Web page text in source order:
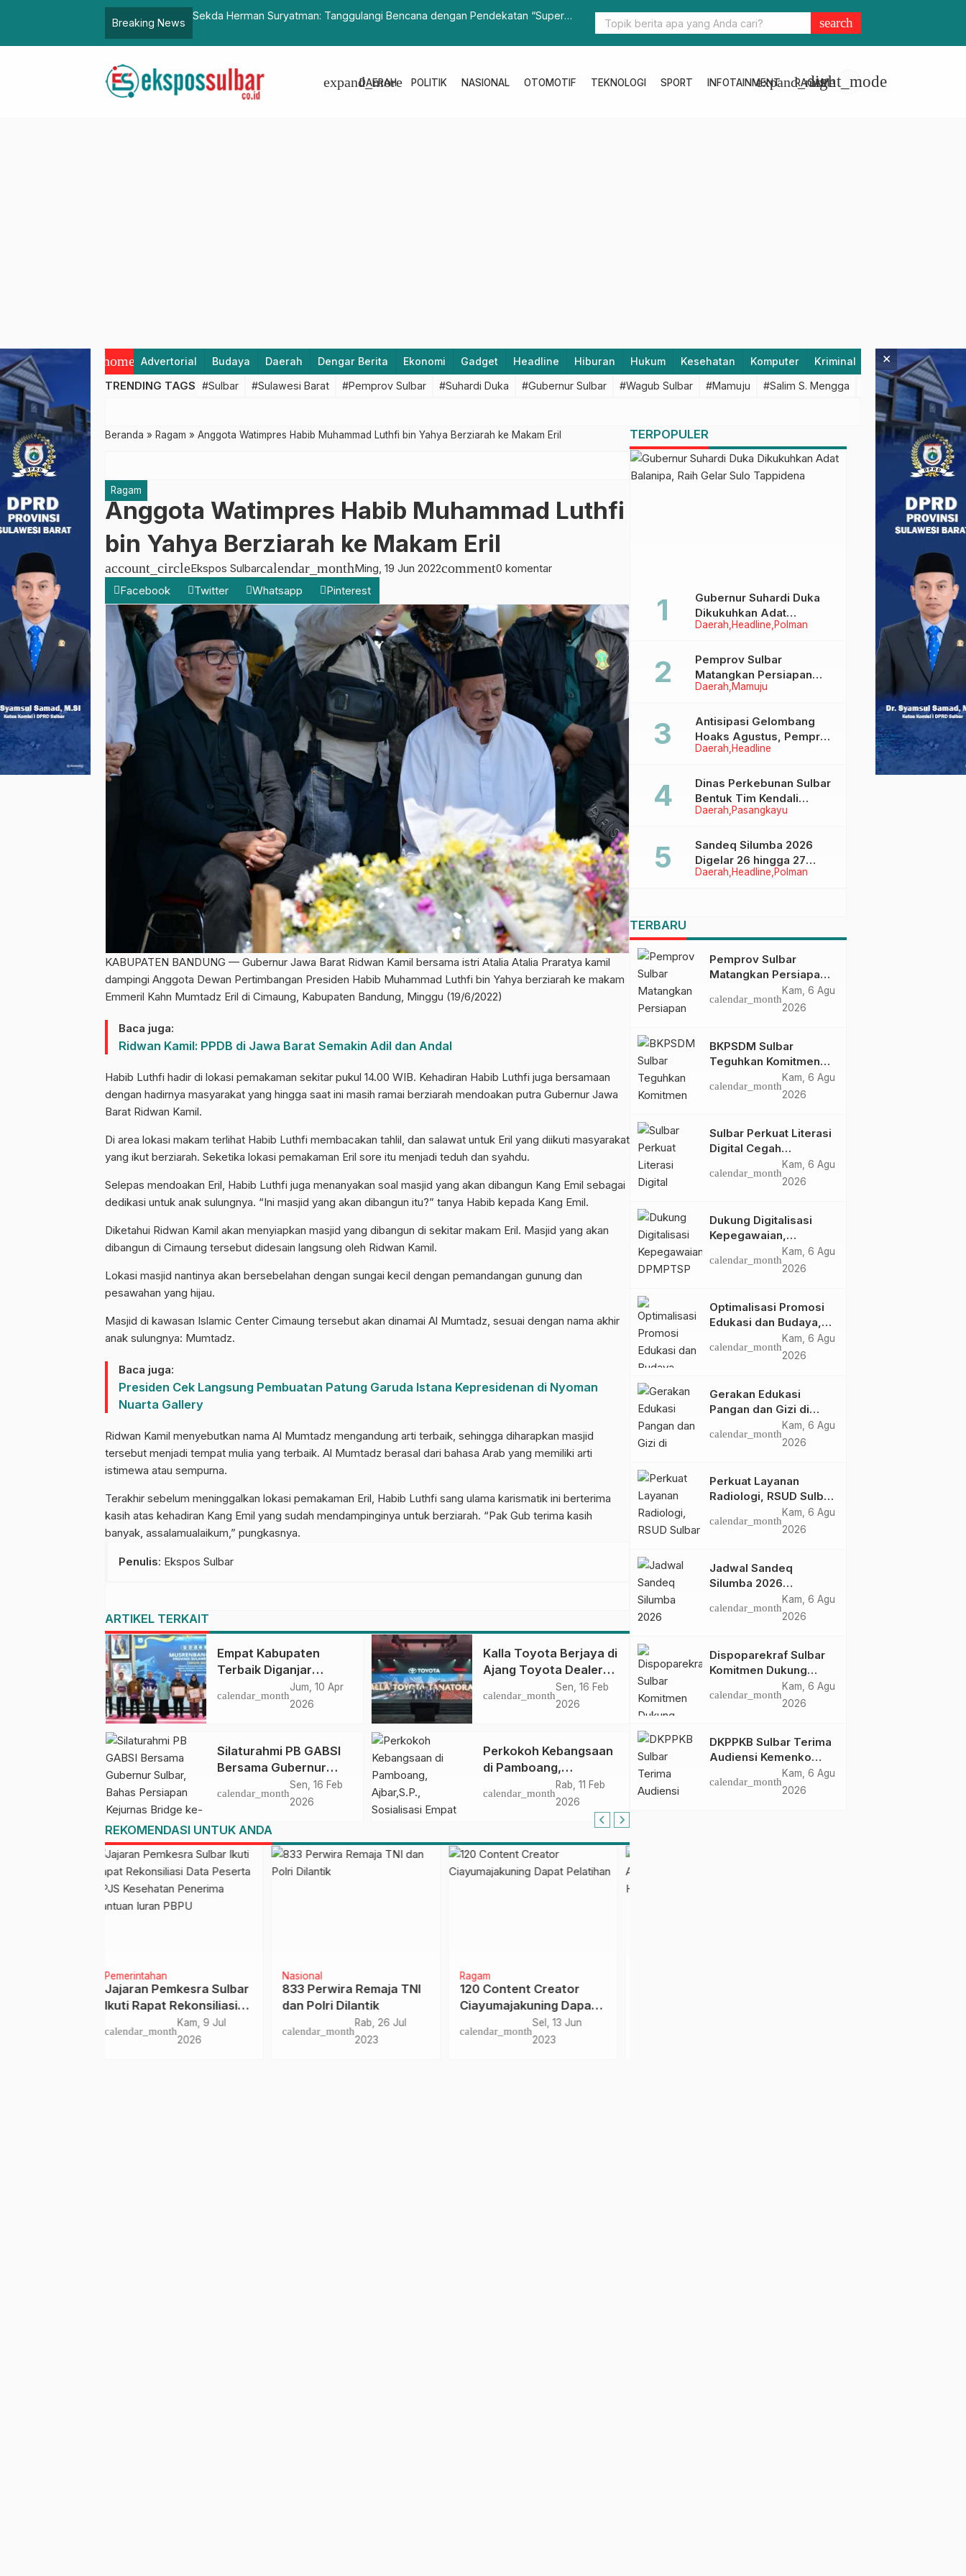
Breaking News
Tanggulangi Bencana dengan Pendekatan “Super
Resnarkoba Polres Majene Kembali Amankan Terduga Pengedar Narkoba Asal
Prabowo Resmikan Kantor DPD Gerindra di Banten
search
DAERAH
expand_more POLITIK NASIONAL OTOMOTIF TEKNOLOGI SPORT INFOTAINMENT RAGAM
expand_morelight_mode
home Advertorial Budaya Daerah Dengar Berita Ekonomi Gadget Headline Hiburan Hukum Kesehatan Komputer Kriminal Lifestyle
TRENDING TAGS #Sulbar #Sulawesi Barat #Pemprov Sulbar #Suhardi Duka #Gubernur Sulbar #Wagub Sulbar #Mamuju #Salim S. Mengga #featured #Polda
Beranda » Ragam » Anggota Watimpres Habib Muhammad Luthfi bin Yahya Berziarah ke Makam Eril
Ragam
Anggota Watimpres Habib Muhammad Luthfi
bin Yahya Berziarah ke Makam Eril
account_circleEkspos Sulbarcalendar_monthMing, 19 Jun 2022comment0 komentar
Facebook
Twitter Whatsapp Pinterest
KABUPATEN BANDUNG — Gubernur Jawa Barat Ridwan Kamil bersama istri Atalia Atalia Praratya kamil
dampingi Anggota Dewan Pertimbangan Presiden Habib Muhammad Luthfi bin Yahya berziarah ke makam
Emmeril Kahn Mumtadz Eril di Cimaung, Kabupaten Bandung, Minggu (19/6/2022)
Baca juga:
Ridwan Kamil: PPDB di Jawa Barat Semakin Adil dan Andal
Habib Luthfi hadir di lokasi pemakaman sekitar pukul 14.00 WIB. Kehadiran Habib Luthfi juga bersamaan
dengan hadirnya masyarakat yang hingga saat ini masih ramai berziarah mendoakan putra Gubernur Jawa
Barat Ridwan Kamil.
Di area lokasi makam terlihat Habib Luthfi membacakan tahlil, dan salawat untuk Eril yang diikuti masyarakat
yang ikut berziarah. Seketika lokasi pemakaman Eril sore itu menjadi teduh dan syahdu.
Selepas mendoakan Eril, Habib Luthfi juga menanyakan soal masjid yang akan dibangun Kang Emil sebagai
dedikasi untuk anak sulungnya. “Ini masjid yang akan dibangun itu?” tanya Habib kepada Kang Emil.
Diketahui Ridwan Kamil akan menyiapkan masjid yang dibangun di sekitar makam Eril. Masjid yang akan
dibangun di Cimaung tersebut didesain langsung oleh Ridwan Kamil.
Lokasi masjid nantinya akan bersebelahan dengan sungai kecil dengan pemandangan gunung dan
pesawahan yang hijau.
Masjid di kawasan Islamic Center Cimaung tersebut akan dinamai Al Mumtadz, sesuai dengan nama akhir
anak sulungnya: Mumtadz.
Baca juga:
Presiden Cek Langsung Pembuatan Patung Garuda Istana Kepresidenan di Nyoman
Nuarta Gallery
Ridwan Kamil menyebutkan nama Al Mumtadz mengandung arti terbaik, sehingga diharapkan masjid
tersebut menjadi tempat mulia yang terbaik. Al Mumtadz berasal dari bahasa Arab yang memiliki arti
istimewa atau sempurna.
Terakhir sebelum meninggalkan lokasi pemakaman Eril, Habib Luthfi sang ulama karismatik ini berterima
kasih atas kehadiran Kang Emil yang sudah mendampinginya untuk berziarah. “Pak Gub terima kasih
banyak, assalamualaikum,” pungkasnya.
Penulis: Ekspos Sulbar
ARTIKEL TERKAIT
Empat Kabupaten
Terbaik Diganjar
Penghargaan di
Musrenbang Sulbar
calendar_month
Jum, 10 Apr
2026
Kalla Toyota Berjaya di
Ajang Toyota Dealer
Convention 2026
calendar_month
Sen, 16 Feb
2026
Silaturahmi PB GABSI
Bersama Gubernur
Sulbar, Bahas
Persiapan Kejurnas
Kongres GABSI XXVII
Tahun 2026
calendar_month
Sen, 16 Feb
2026
Perkokoh Kebangsaan
di Pamboang,
Ajbar,S.P., Sosialisasi
Empat Pilar di Desa
calendar_month
Rab, 11 Feb
2026
REKOMENDASI UNTUK ANDA
Nasional
833 Perwira Remaja TNI
dan Polri Dilantik
calendar_month
Rab, 26 Jul
2023
Ragam
120 Content Creator
Ciayumajakuning Dapat
calendar_month
Sel, 13 Jun
2023
Daerah
Peserta Sandeq Silumba
2025 Apresiasi Komitmen
SDK-JSM, Harap Terus
Berkelanjutan
calendar_month
Jum, 15 Agu
2025
TERPOPULER
Daerah Headline Polman
Gubernur Suhardi Duka
Dikukuhkan Adat
Balanipa, Raih Gelar Sulo
Daerah Mamuju
Pemprov Sulbar
Matangkan Persiapan
HUT Ke-81 RI, Puncak
Ahmad Kirang
Daerah Headline
Antisipasi Gelombang
Hoaks Agustus, Pemprov
Sulbar Ajak Warga Jaga
Daerah Pasangkayu
Dinas Perkebunan Sulbar
Bentuk Tim Kendali
Internal ICS untuk Dukung
di Pasangkayu
Daerah Headline Polman
Sandeq Silumba 2026
Digelar 26 hingga 27
September, Rangkaian
TERBARU
Pemprov Sulbar
Matangkan Persiapan
HUT Ke-81 RI, Puncak
Upacara di Lapangan
calendar_month
Kam, 6 Agu
2026
BKPSDM Sulbar
Teguhkan Komitmen
Pengembangan
Kompetensi ASN
Perjanjian Tugas
Belajar 2026
calendar_month
Kam, 6 Agu
2026
Sulbar Perkuat Literasi
Digital Cegah
Kejahatan Love
Scamming
calendar_month
Kam, 6 Agu
2026
Dukung Digitalisasi
Kepegawaian,
DPMPTSP Sulbar Siap
Terapkan Aplikasi
calendar_month
Kam, 6 Agu
2026
Optimalisasi Promosi
Edukasi dan Budaya,
Anjungan Provinsi
Sulawesi Barat Perkuat
TMII
calendar_month
Kam, 6 Agu
2026
Gerakan Edukasi
Pangan dan Gizi di
Mamasa: Tingkatkan
Pengetahuan dan
calendar_month
Kam, 6 Agu
2026
Perkuat Layanan
Radiologi, RSUD Sulbar
Sambut Kembali dr. Iis
Imelda, Sp.Rad
calendar_month
Kam, 6 Agu
2026
Jadwal Sandeq
Silumba 2026
Dispoparekraf Sulbar
calendar_month
Kam, 6 Agu
2026
Dispoparekraf Sulbar
Komitmen Dukung
Penyusunan RAD
TPB/SDGs Sulawesi
calendar_month
Kam, 6 Agu
2026
DKPPKB Sulbar Terima
Audiensi Kemenko
Kumham Imipas RI,
Perkuat Pelayanan
calendar_month
Kam, 6 Agu
2026
×